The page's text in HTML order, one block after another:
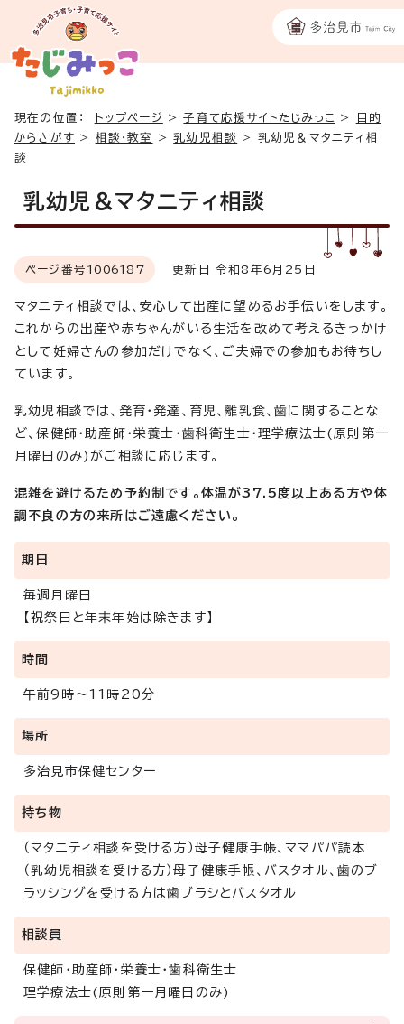
現在の位置： トップページ >子育て応援サイトたじみっこ >
目的
からさがす > 相談・教室 >乳幼児相談 > 乳幼児＆マタニティ相
談
乳幼児＆マタニティ相談
ページ番号 1006187 更新日 令和8年6月25日
マタニティ相談では、安心して出産に望めるお手伝いをします。
これからの出産や赤ちゃんがいる生活を改めて考えるきっかけ
として妊婦さんの参加だけでなく、ご夫婦での参加もお待ちし
ています。
乳幼児相談では、発育・発達、育児、離乳食、歯に関することな
ど、保健師・助産師・栄養士・歯科衛生士・理学療法士(原則第一
月曜日のみ)がご相談に応じます。
混雑を避けるため予約制です。体温が37.5度以上ある方や体
調不良の方の来所はご遠慮ください。
期日
毎週月曜日
【祝祭日と年末年始は除きます】
時間
午前9時～11時20分
場所
多治見市保健センター
持ち物
（マタニティ相談を受ける方）母子健康手帳、ママパパ読本
（乳幼児相談を受ける方）母子健康手帳、バスタオル、歯のブ
ラッシングを受ける方は歯ブラシとバスタオル
相談員
保健師・助産師・栄養士・歯科衛生士
理学療法士(原則第一月曜日のみ)